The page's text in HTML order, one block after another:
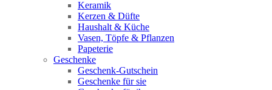
Keramik
Kerzen & Düfte
Haushalt & Küche
Vasen, Töpfe & Pflanzen
Papeterie
Geschenke
Geschenk-Gutschein
Geschenke für sie